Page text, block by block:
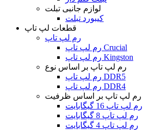
لوازم جانبی تبلت
کیبورد تبلت
قطعات لپ تاپ
رم لپ تاپ
رم لپ تاپ Crucial
رم لپ تاپ Kingston
رم لپ تاپ بر اساس نوع
رم لپ تاپ DDR5
رم لپ تاپ DDR4
رم لپ تاپ بر اساس ظرفیت
رم لپ تاپ 16 گیگابایت
رم لپ تاپ 8 گیگابایت
رم لپ تاپ 4 گیگابایت